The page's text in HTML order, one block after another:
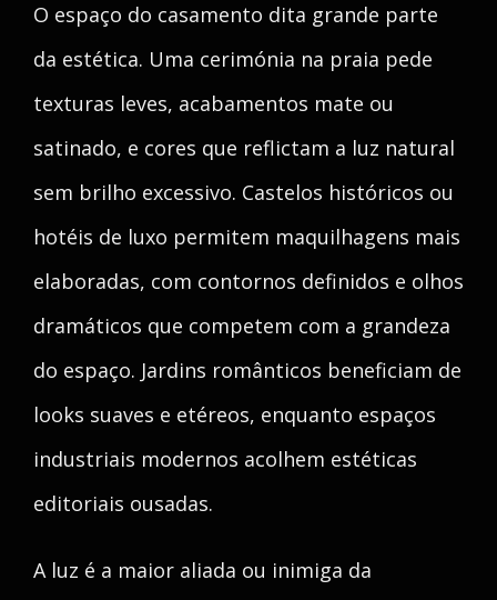
O espaço do casamento dita grande parte
da estética. Uma cerimónia na praia pede
texturas leves, acabamentos mate ou
satinado, e cores que reflictam a luz natural
sem brilho excessivo. Castelos históricos ou
hotéis de luxo permitem maquilhagens mais
elaboradas, com contornos definidos e olhos
dramáticos que competem com a grandeza
do espaço. Jardins românticos beneficiam de
looks suaves e etéreos, enquanto espaços
industriais modernos acolhem estéticas
editoriais ousadas.
A luz é a maior aliada ou inimiga da